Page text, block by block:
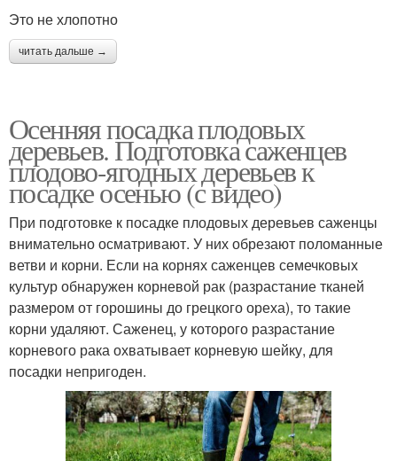
Это не хлопотно
читать дальше →
Осенняя посадка плодовых
деревьев. Подготовка саженцев
плодово-ягодных деревьев к
посадке осенью (с видео)
При подготовке к посадке плодовых деревьев саженцы
внимательно осматривают. У них обрезают поломанные
ветви и корни. Если на корнях саженцев семечковых
культур обнаружен корневой рак (разрастание тканей
размером от горошины до грецкого ореха), то такие
корни удаляют. Саженец, у которого разрастание
корневого рака охватывает корневую шейку, для
посадки непригоден.